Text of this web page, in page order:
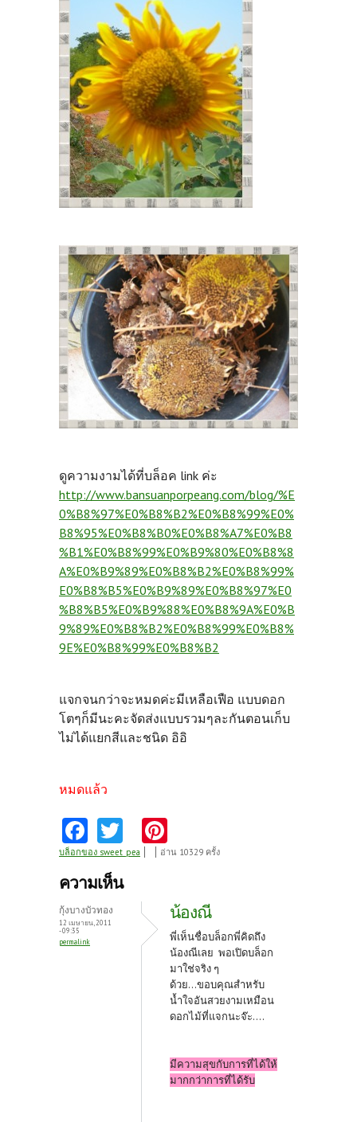
ดูความงามได้ที่บล็อค link ค่ะ
http://www.bansuanporpeang.com/blog/%E
0%B8%97%E0%B8%B2%E0%B8%99%E0%
B8%95%E0%B8%B0%E0%B8%A7%E0%B8
%B1%E0%B8%99%E0%B9%80%E0%B8%8
A%E0%B9%89%E0%B8%B2%E0%B8%99%
E0%B8%B5%E0%B9%89%E0%B8%97%E0
%B8%B5%E0%B9%88%E0%B8%9A%E0%B
9%89%E0%B8%B2%E0%B8%99%E0%B8%
9E%E0%B8%99%E0%B8%B2
แจกจนกว่าจะหมดค่ะมีเหลือเฟือ แบบดอก
โตๆก็มีนะคะจัดส่งแบบรวมๆละกันตอนเก็บ
ไม่ได้แยกสีและชนิด อิอิ
หมดแล้ว
Fa
ce
b
o
o
k
w
itt
er
nt
es
t
บล็อกของ sweet_pea อ่าน 10329 ครั้ง
ความเห็น
กุ้งบางบัวทอง
12 เมษายน, 2011
- 09:35
permalink
น้องณี
พี่เห็นชื่อบล็อกพี่คิดถึง
น้องณีเลย พอเปิดบล็อก
มาใช่จริง ๆ
ด้วย...ขอบคุณสำหรับ
น้ำใจอันสวยงามเหมือน
ดอกไม้ที่แจกนะจ๊ะ....
มีความสุขกับการที่ได้ให้
มากกว่าการที่ได้รับ